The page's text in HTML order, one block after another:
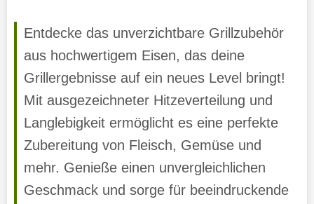
Entdecke das unverzichtbare Grillzubehör
aus hochwertigem Eisen, das deine
Grillergebnisse auf ein neues Level bringt!
Mit ausgezeichneter Hitzeverteilung und
Langlebigkeit ermöglicht es eine perfekte
Zubereitung von Fleisch, Gemüse und
mehr. Genieße einen unvergleichlichen
Geschmack und sorge für beeindruckende